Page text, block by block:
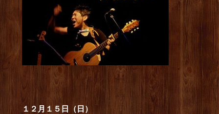
１２月１５日（日）